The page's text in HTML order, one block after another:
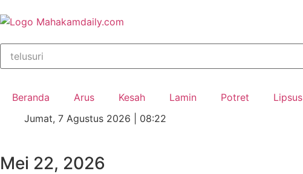
Beranda Arus Kesah Lamin Potret
Lipsus
Jumat, 7 Agustus 2026 | 08:22
Mei 22, 2026